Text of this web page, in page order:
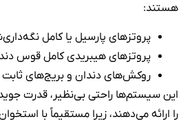
هستند:
پروتزهای پارسیل یا کامل
پروتزهای هیبریدی کامل قوس
روکش‌های دندان و بریج‌های ثابت
این سیستم‌ها راحتی بی‌نظیر، قدرت
را ارائه می‌دهند، زیرا مستقیماً با